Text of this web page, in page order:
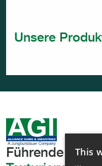
Unsere
Führende This